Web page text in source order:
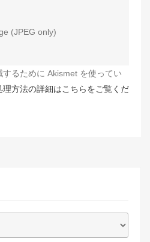
(JPEG only)
るために Akismet を使ってい
理方法の詳細はこちらをご覧くだ